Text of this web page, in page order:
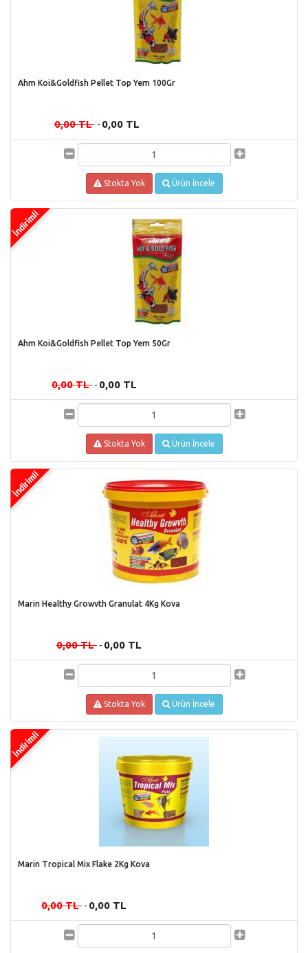
Ahm Koi&Goldfish Pellet Top Yem 100Gr
0,00 TL- 0,00 TL
Stokta Yok Ürün İncele
Ahm Koi&Goldfish Pellet Top Yem 50Gr
0,00 TL - 0,00 TL
Stokta Yok Ürün İncele
Marin Healthy Growvth Granulat 4Kg Kova
0,00 TL - 0,00 TL
Stokta Yok Ürün İncele
Marin Tropical Mix Flake 2Kg Kova
0,00 TL - 0,00 TL